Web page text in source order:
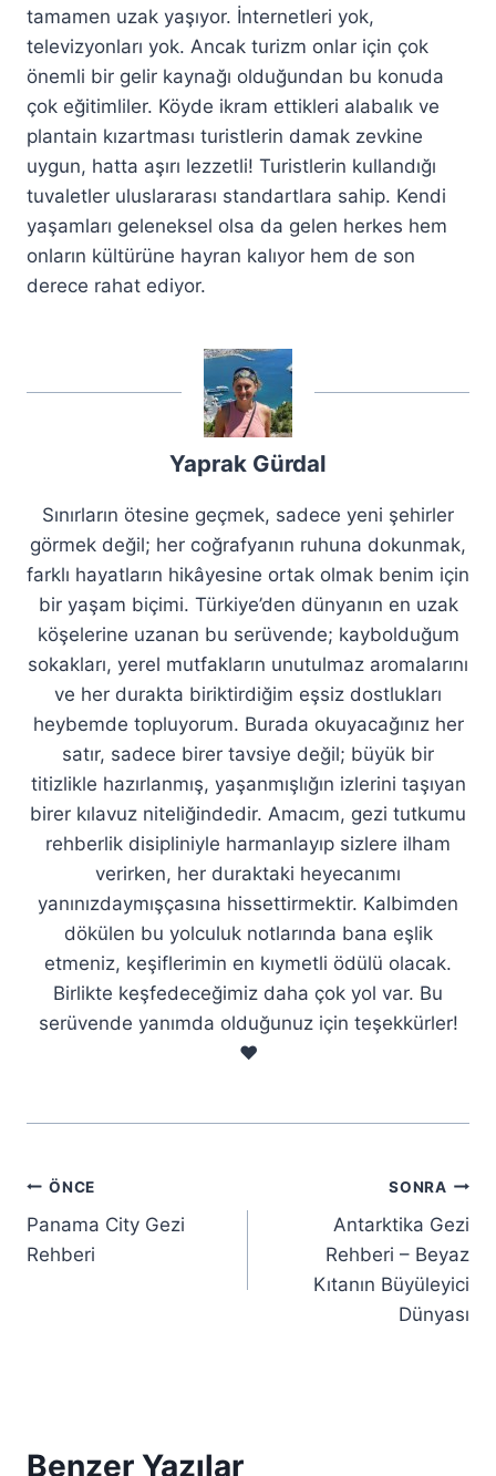
tamamen uzak yaşıyor. İnternetleri yok,
televizyonları yok. Ancak turizm onlar için çok
önemli bir gelir kaynağı olduğundan bu konuda
çok eğitimliler. Köyde ikram ettikleri alabalık ve
plantain kızartması turistlerin damak zevkine
uygun, hatta aşırı lezzetli! Turistlerin kullandığı
tuvaletler uluslararası standartlara sahip. Kendi
yaşamları geleneksel olsa da gelen herkes hem
onların kültürüne hayran kalıyor hem de son
derece rahat ediyor.
Yaprak Gürdal
Sınırların ötesine geçmek, sadece yeni şehirler
görmek değil; her coğrafyanın ruhuna dokunmak,
farklı hayatların hikâyesine ortak olmak benim için
bir yaşam biçimi. Türkiye’den dünyanın en uzak
köşelerine uzanan bu serüvende; kaybolduğum
sokakları, yerel mutfakların unutulmaz aromalarını
ve her durakta biriktirdiğim eşsiz dostlukları
heybemde topluyorum. Burada okuyacağınız her
satır, sadece birer tavsiye değil; büyük bir
titizlikle hazırlanmış, yaşanmışlığın izlerini taşıyan
birer kılavuz niteliğindedir. Amacım, gezi tutkumu
rehberlik disipliniyle harmanlayıp sizlere ilham
verirken, her duraktaki heyecanımı
yanınızdaymışçasına hissettirmektir. Kalbimden
dökülen bu yolculuk notlarında bana eşlik
etmeniz, keşiflerimin en kıymetli ödülü olacak.
Birlikte keşfedeceğimiz daha çok yol var. Bu
serüvende yanımda olduğunuz için teşekkürler!
❤️
Yazı
gezinmesi
ÖNCE
Panama City Gezi
Rehberi
SONRA
Antarktika Gezi
Rehberi – Beyaz
Kıtanın Büyüleyici
Dünyası
Benzer Yazılar